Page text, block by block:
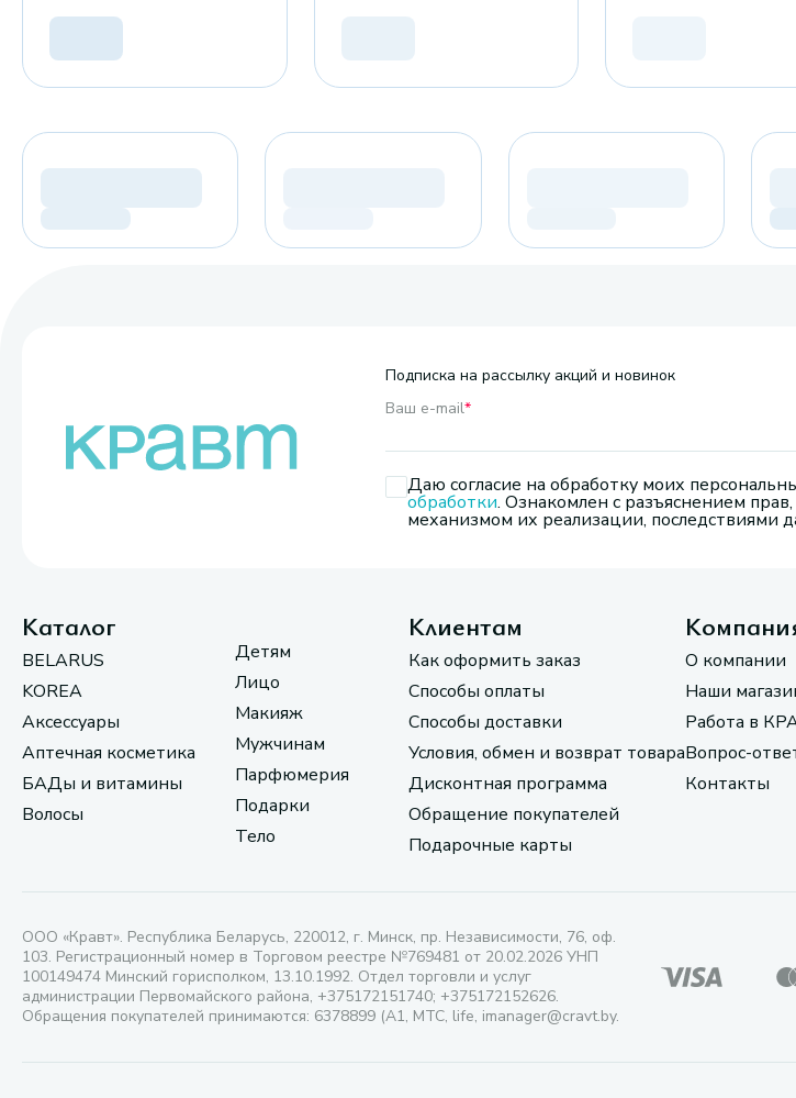
Подписка на рассылку акций и новинок
Ваш e-mail*
Даю согласие на обработку моих
обработки. Ознакомлен с разъяснением
механизмом их реализации, последствиями
Каталог
BELARUS
KOREA
Аксессуары
Аптечная косметика
БАДы и витамины
Волосы
Детям
Лицо
Макияж
Мужчинам
Парфюмерия
Подарки
Тело
Клиентам
Как оформить заказ
Способы оплаты
Способы доставки
Условия, обмен и возврат товара
Дисконтная программа
Обращение покупателей
Подарочные карты
О компании
Наши
Работа в
Вопрос-
Контакты
ООО «Кравт». Республика Беларусь, 220012, г. Минск, пр. Независимости, 76, оф.
103. Регистрационный номер в Торговом реестре №769481 от 20.02.2026 УНП
100149474 Минский горисполком, 13.10.1992. Отдел торговли и услуг
администрации Первомайского района, +375172151740; +375172152626.
Обращения покупателей принимаются: 6378899 (А1, МТС, life, imanager@cravt.by.